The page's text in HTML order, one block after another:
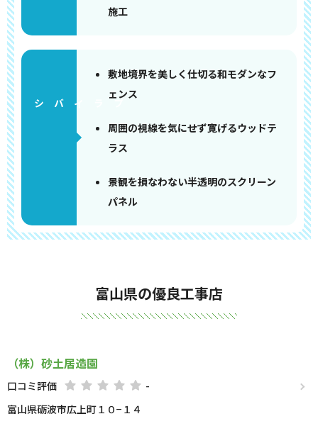
施工
敷地境界を美しく仕切る和モダンなフ
ェンス
周囲の視線を気にせず寛げるウッドテ
ラス
景観を損なわない半透明のスクリーン
パネル
富山県の優良工事店
（株）砂土居造園
口コミ評価
-
富山県砺波市広上町１０−１４